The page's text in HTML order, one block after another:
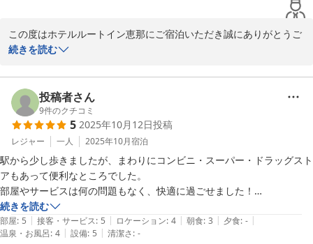
この度はホテルルートイン恵那にご宿泊いただき誠にありがとうご
ざいます。
にありがとうございます。
当館は大浴場がございます。
疲労回復効果も多数あり、また夜2時まで営業しているので、日々
の疲れを癒して頂けるかと存じます。
この度は、お忙しい中、口コミをありがとうございます。
フロント　齋藤
ホテルルートイン恵那
2025-12-22
続きを読む
投稿者さん
9件のクチコミ
5 2025年10月12日投稿
レジャー 一人 2025年10月宿泊
駅から少し歩きましたが、まわりにコンビニ・スーパー・ドラッグスト
アもあって便利なところでした。
部屋やサービスは何の問題もなく、快適に過ごせました！
帰りに気づいたのですが、近くにバス停があったので今度来るときは利
用しようと思います。
続きを読む
部屋: 5 | 接客・サービス: 5 | ロケーション: 4 | 朝食: 3 | 夕食: - |
温泉・お風呂: 4 | 設備: 5 | 清潔さ: -